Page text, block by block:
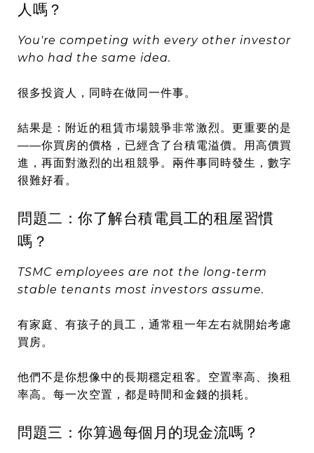
人嗎？
You're competing with every other investor
who had the same idea.
很多投資人，同時在做同一件事。
結果是：附近的租賃市場競爭非常激烈。更重要的是
——你買房的價格，已經含了台積電溢價。用高價買
進，再面對激烈的出租競爭。兩件事同時發生，數字
很難好看。
問題二：你了解台積電員工的租屋習慣
嗎？
TSMC employees are not the long-term
stable tenants most investors assume.
有家庭、有孩子的員工，通常租一年左右就開始考慮
買房。
他們不是你想像中的長期穩定租客。空置率高、換租
率高。每一次空置，都是時間和金錢的損耗。
問題三：你算過每個月的現金流嗎？